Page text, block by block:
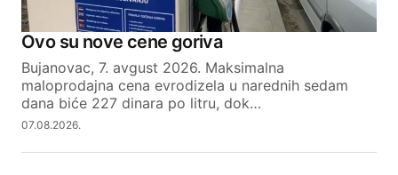
Ovo su nove cene goriva
Bujanovac, 7. avgust 2026. Maksimalna
maloprodajna cena evrodizela u narednih sedam
dana biće 227 dinara po litru, dok…
07.08.2026.